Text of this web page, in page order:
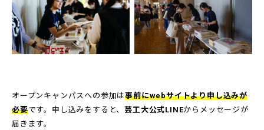
オープンキャンパスへの参加は事前にwebサイトより申し込みが
必要です。申し込みをすると、芸工大公式LINEからメッセージが
届きます。